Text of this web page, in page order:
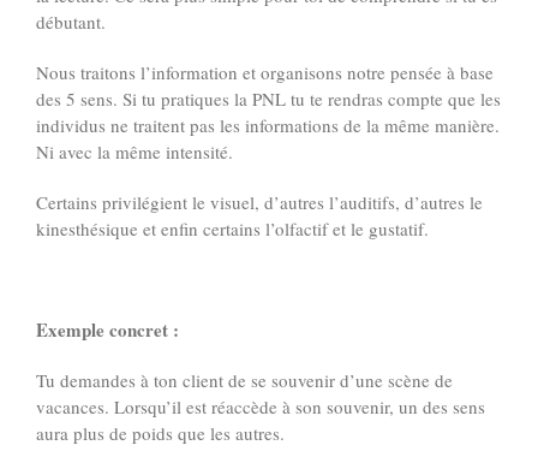
débutant.
Nous traitons l’information et organisons notre pensée à base
des 5 sens. Si tu pratiques la PNL tu te rendras compte que les
individus ne traitent pas les informations de la même manière.
Ni avec la même intensité.
Certains privilégient le visuel, d’autres l’auditifs, d’autres le
kinesthésique et enfin certains l’olfactif et le gustatif.
Exemple concret :
Tu demandes à ton client de se souvenir d’une scène de
vacances. Lorsqu’il est réaccède à son souvenir, un des sens
aura plus de poids que les autres.